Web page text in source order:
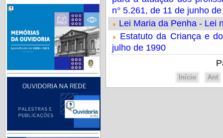
n° 5.261, de 11 de junho
Lei Maria da Penha - Lei
Estatuto da Criança e
julho de 1990
Início Ant